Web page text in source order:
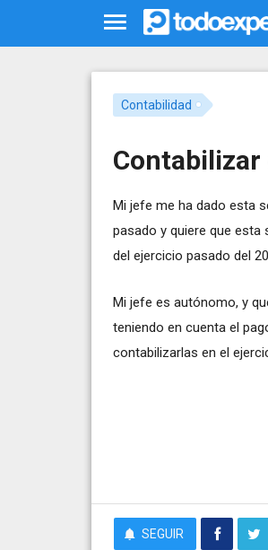
Contabilidad
Contabilizar
Mi jefe me ha dado esta
pasado y quiere que esta
del ejercicio pasado del
Mi jefe es autónomo, y
teniendo en cuenta el
contabilizarlas en el
SEGUIR